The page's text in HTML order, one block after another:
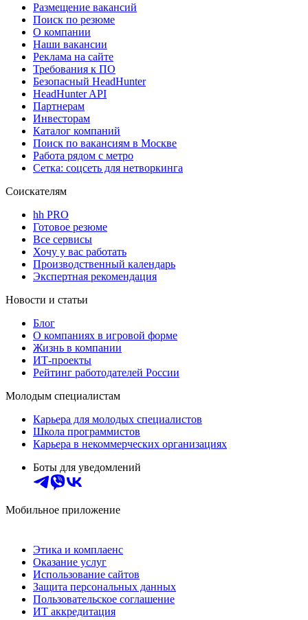
Размещение вакансий
Поиск по резюме
О компании
Наши вакансии
Реклама на сайте
Требования к ПО
Безопасный HeadHunter
HeadHunter API
Партнерам
Инвесторам
Каталог компаний
Поиск по вакансиям в Москве
Работа рядом с метро
Сетка: соцсеть для нетворкинга
Соискателям
hh PRO
Готовое резюме
Все сервисы
Хочу у вас работать
Производственный календарь
Экспертная рекомендация
Новости и статьи
Блог
О компаниях в игровой форме
Жизнь в компании
ИТ-проекты
Рейтинг работодателей России
Молодым специалистам
Карьера для молодых специалистов
Школа программистов
Карьера в некоммерческих организациях
Боты для уведомлений
Мобильное приложение
Этика и комплаенс
Оказание услуг
Использование сайтов
Защита персональных данных
Пользовательское соглашение
ИТ аккредитация